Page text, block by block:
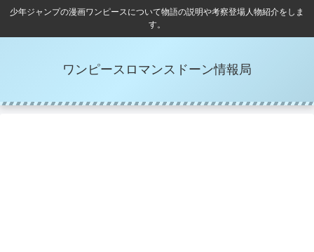
少年ジャンプの漫画ワンピースについて物語の説明や考察登場人物紹介をしま
す。
ワンピースロマンスドーン情報局